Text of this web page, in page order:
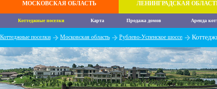
МОСКОВСКАЯ ОБЛАСТЬ ЛЕНИНГРАДСКАЯ
Коттеджные поселки Карта Продажа домов Аренда
Коттеджные поселки Московская область Рублево-Успенское шоссе